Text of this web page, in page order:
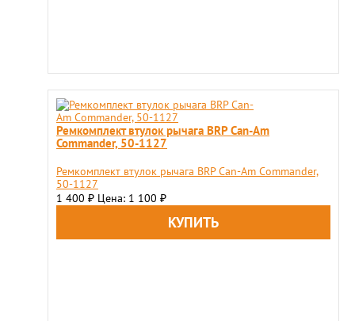
Ремкомплект втулок рычага BRP Can-Am
Commander, 50-1127
Ремкомплект втулок рычага BRP Can-Am Commander,
50-1127
1 400 ₽ Цена: 1 100 ₽